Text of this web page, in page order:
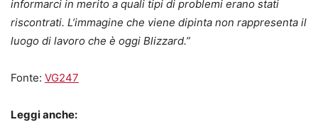
informarci in merito a quali tipi di problemi erano stati
riscontrati. L’immagine che viene dipinta non rappresenta il
luogo di lavoro che è oggi Blizzard.”
Fonte: VG247
Leggi anche: